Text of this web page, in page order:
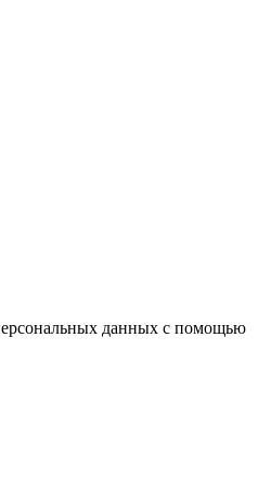
данных с помощью